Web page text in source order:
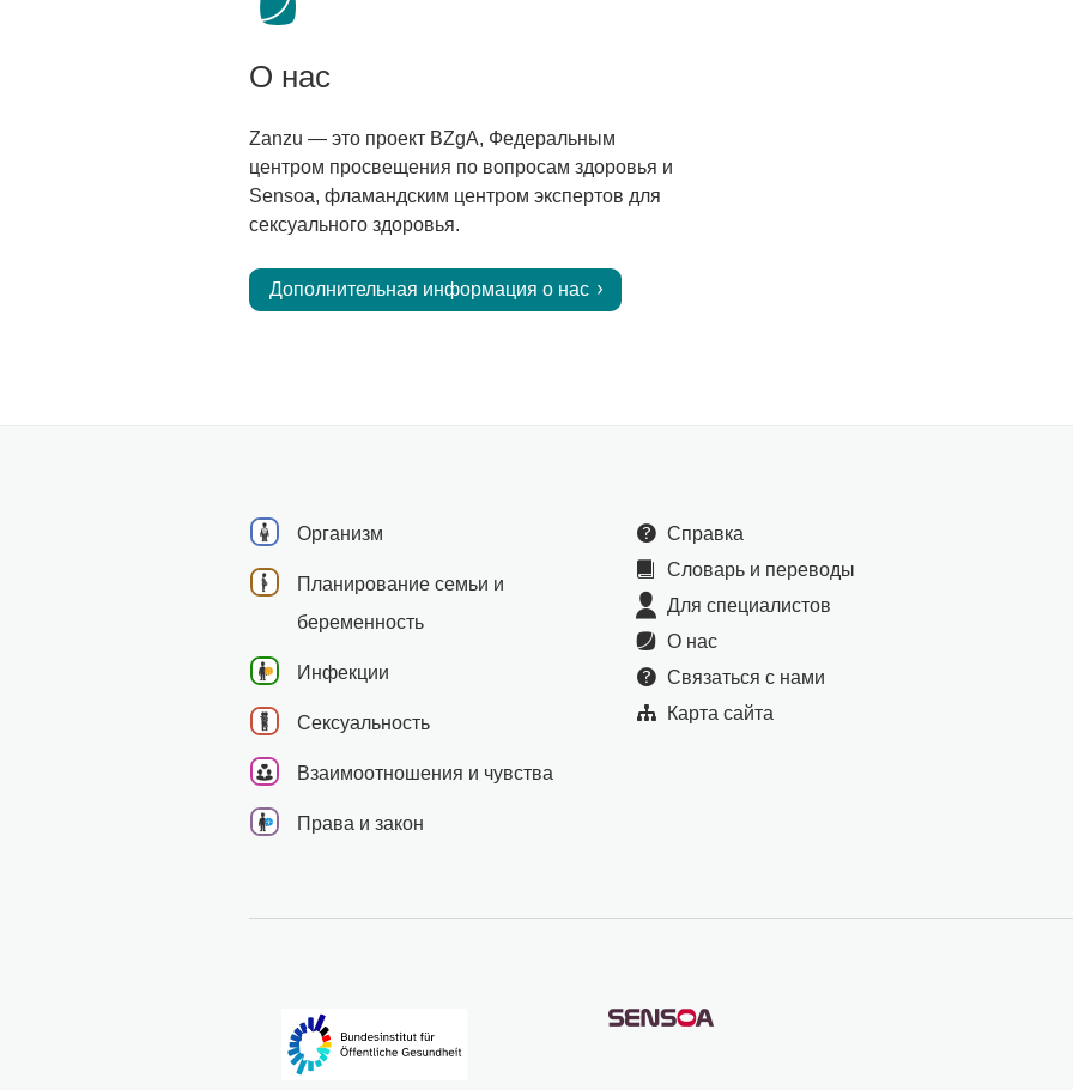
О нас
Zanzu — это проект BZgA, Федеральным
центром просвещения по вопросам здоровья и
Sensoa, фламандским центром экспертов для
сексуального здоровья.
Дополнительная информация о нас
Организм
Планирование семьи и
беременность
Инфекции
Сексуальность
Взаимоотношения и чувства
Права и закон
Справка
Словарь и переводы
Для специалистов
О нас
Связаться с нами
Карта сайта